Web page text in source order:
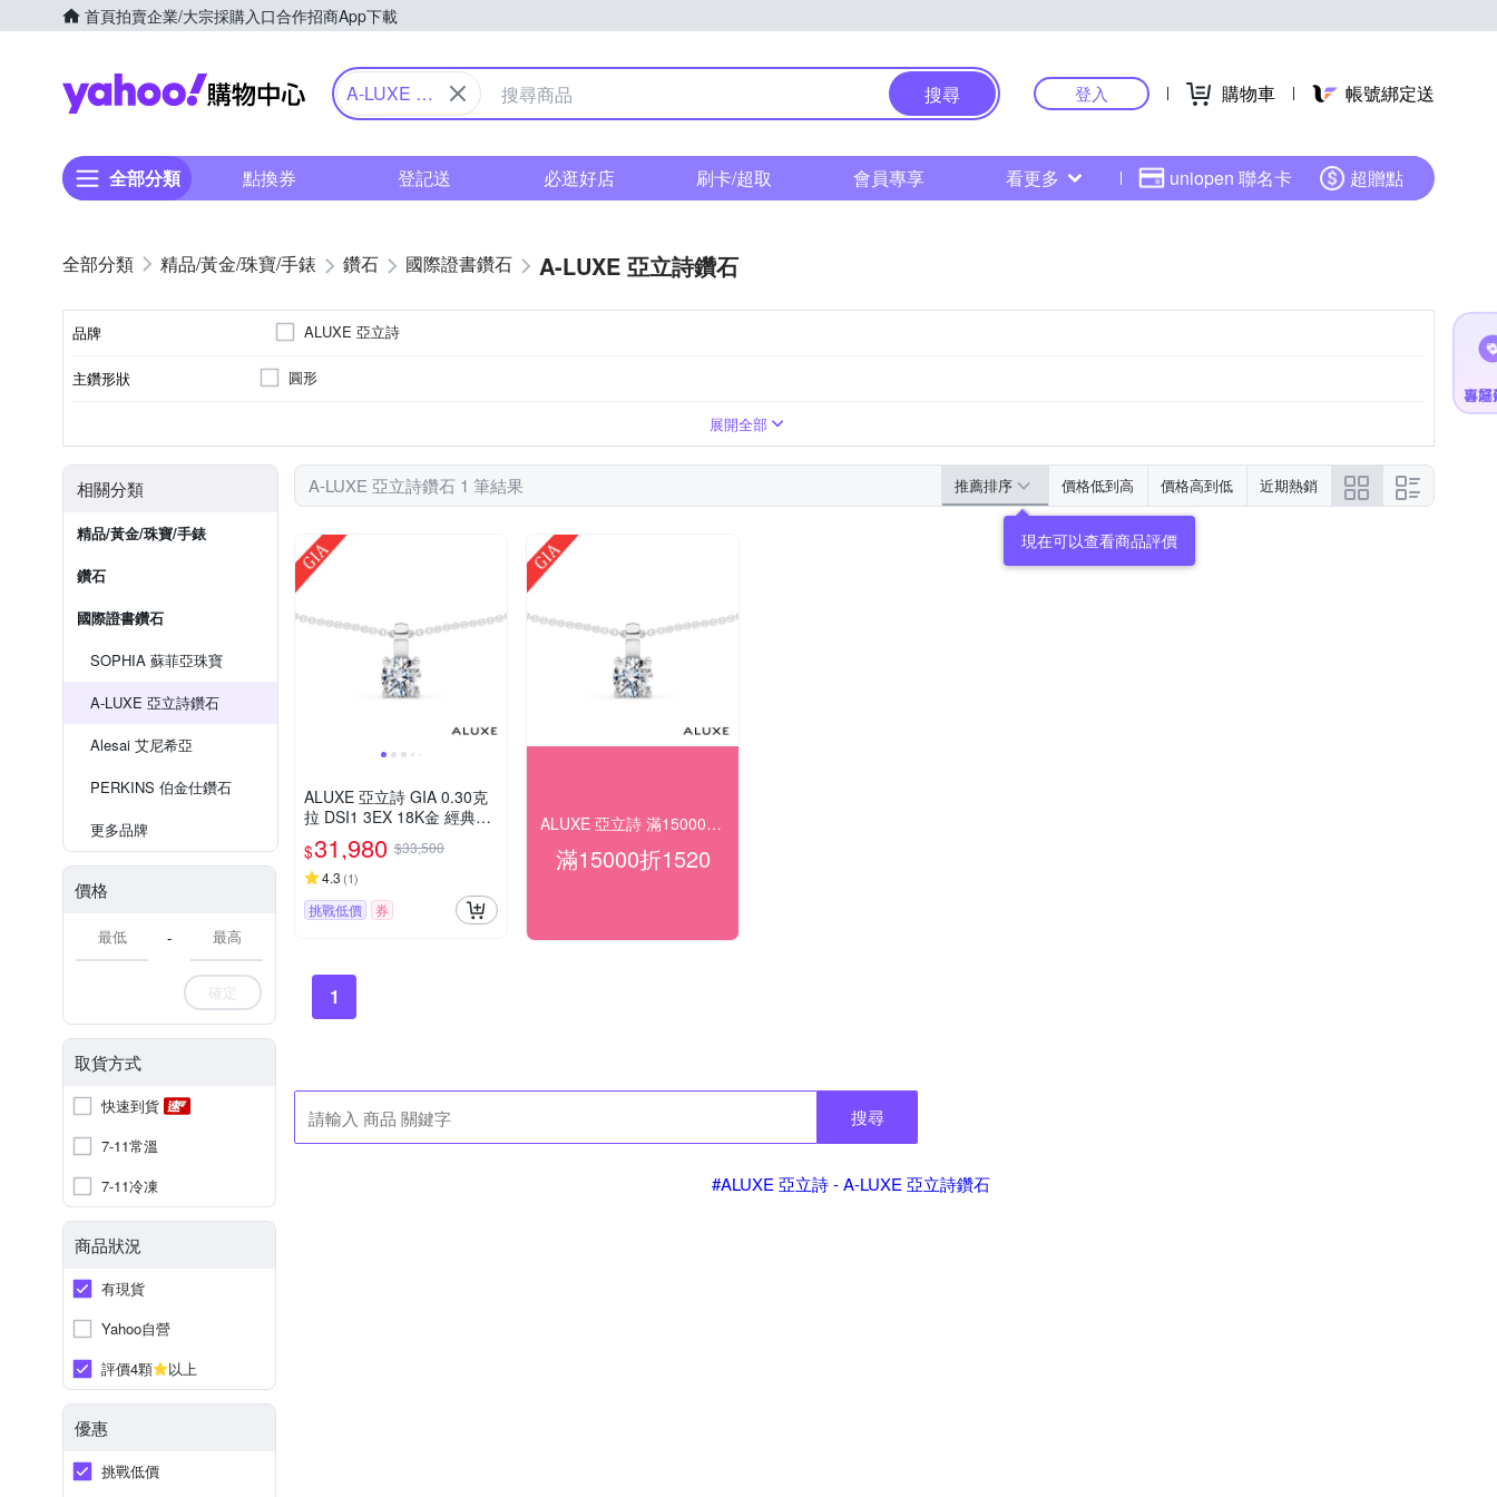
首頁拍賣企業/大宗採購入口合作招商App下載
Yahoo購物中心
A-LUXE 亞
搜尋 登入 購物車 帳號綁定送
全部分類 點換券 登記送 必逛好店 刷卡/超取 會員專享 看更多 uniopen 聯名卡 超贈點
精品/黃金/珠寶/手錶 鑽石 國際證書鑽石 A-LUXE 亞立詩鑽石
品牌 ALUXE 亞立詩
主鑽形狀 圓形
展開全部
相關分類
精品/黃金/珠寶/手錶
鑽石
國際證書鑽石
SOPHIA 蘇菲亞珠寶
A-LUXE 亞立詩鑽石
Alesai 艾尼希亞
PERKINS 伯金仕鑽石
更多品牌
價格
-
確定
取貨方式
快速到貨
7-11常溫
7-11冷凍
商品狀況
有現貨
Yahoo自營
評價4顆
以上
優惠
挑戰低價
A-LUXE 亞立詩鑽石 1 筆結果 推薦排序 價格低到高 價格高到低 近期熱銷
現在可以查看商品評價
ALUXE 亞立詩 GIA 0.30克
拉 DSI1 3EX 18K金 經典優
雅 鑽石項鍊 NS0670
$31,980 $33,500
4.3 (1)
挑戰低價 券
ALUXE 亞立詩 滿15000折1520
滿15000折1520
1
搜尋
#ALUXE 亞立詩 - A-LUXE 亞立詩鑽石